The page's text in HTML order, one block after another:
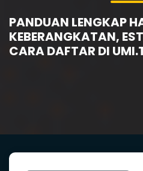
PANDUAN LENGKAP
KEBERANGKATAN,
CARA DAFTAR DI